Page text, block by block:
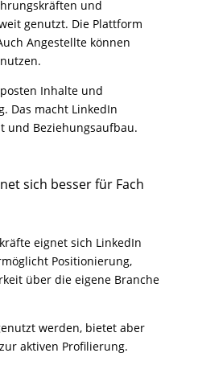
und
genutzt. Die Plattform
Angestellte können
Inhalte und
Das macht LinkedIn
und Beziehungsaufbau.
sich besser für Fach
eignet sich LinkedIn
Positionierung,
über die eigene Branche
werden, bietet aber
aktiven Profilierung.